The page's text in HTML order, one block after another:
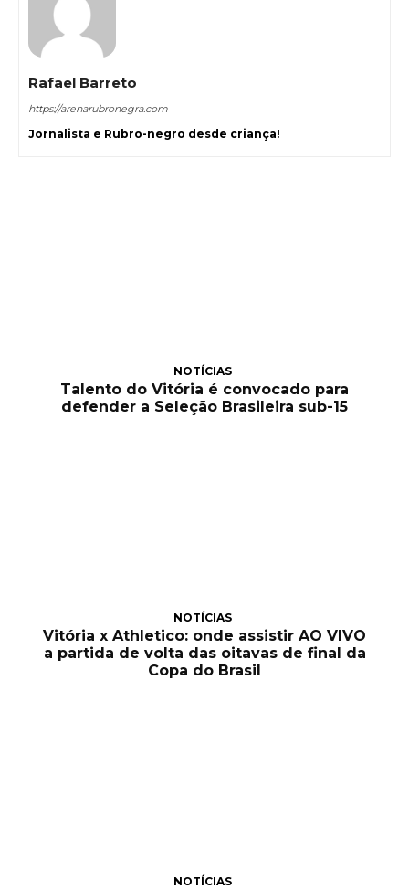
Rafael Barreto
https://arenarubronegra.com
Jornalista e Rubro-negro desde criança!
NOTÍCIAS
Talento do Vitória é convocado para
defender a Seleção Brasileira sub-15
NOTÍCIAS
Vitória x Athletico: onde assistir AO VIVO
a partida de volta das oitavas de final da
Copa do Brasil
NOTÍCIAS